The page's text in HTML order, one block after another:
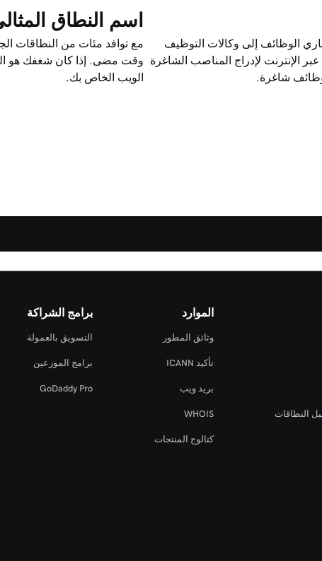
الوظائف إلى وكالات التوظيف
الإنترنت لإدراج المناصب الشاغرة
وظائف شاغرة.
اسم النطاق
مع توافد مئات من النطاقات
وقت مضى. إذا كان شغفك هو
الويب الخاص بك.
النطاقات
الموارد
وثائق المطور
تأكيد ICANN
بريد ويب
WHOIS
كتالوج المنتجات
برامج الشراكة
التسويق بالعمولة
برامج الموزعين
GoDaddy Pro